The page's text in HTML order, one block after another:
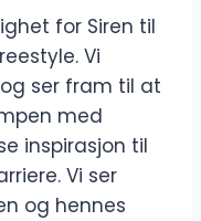
for Siren til
Vi
ser fram til at
med
inspirasjon til
Vi ser
og hennes